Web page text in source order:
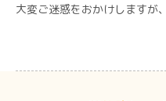
大変ご迷惑をおかけしますが